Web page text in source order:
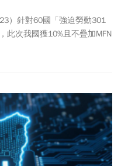
）針對60國「強迫勞動301
此次我國獲10%且不疊加MFN
業最佳利益。行政院解釋，